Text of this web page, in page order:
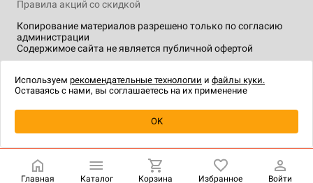
Уведомить о наличии
Копирование материалов разрешено только по согласию
администрации
Содержимое сайта не является публичной офертой
Правила акций со скидкой
технологии.
Главная Каталог Корзина Избранное Войти
Используем рекомендательные технологии и файлы куки.
Оставаясь с нами, вы соглашаетесь на их применение
OK